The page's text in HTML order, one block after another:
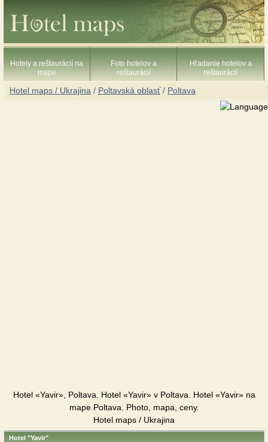
Hotely a reštaurácií na
mape
Foto hotelov a
reštaurácií
Hľadanie hotelov a
reštaurácií
Hotel maps / Ukrajina / Poltavská oblasť/ Poltava
Hotel «Yavir», Poltava. Hotel «Yavir» v Poltava. Hotel «Yavir» na
mape Poltava. Photo, mapa, ceny.
Hotel maps / Ukrajina
Hotel "Yavir"